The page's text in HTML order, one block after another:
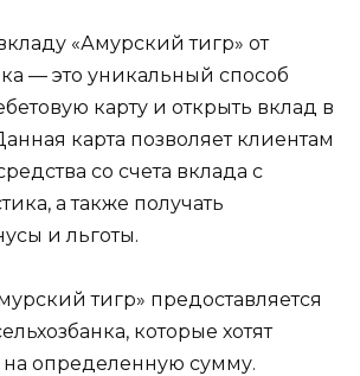
«Амурский тигр» от
— это уникальный способ
карту и открыть вклад в
карта позволяет клиентам
со счета вклада с
а также получать
и льготы.
тигр» предоставляется
которые хотят
на определенную сумму.